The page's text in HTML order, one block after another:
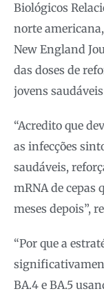
Biológicos
norte
New England
das doses de
jovens
“Acredito que
as infecções
saudáveis,
mRNA de cepas
meses depois”,
“Por que a
BA.4 e BA.5